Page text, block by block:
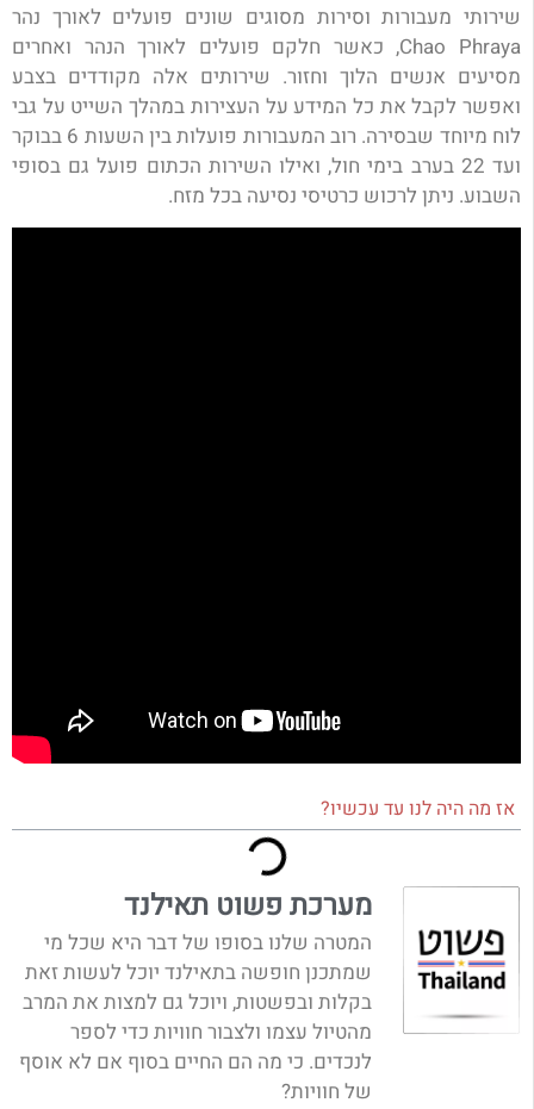
שירותי מעבורות וסירות מסוגים שונים פועלים לאורך נהר
Chao Phraya, כאשר חלקם פועלים לאורך הנהר ואחרים
מסיעים אנשים הלוך וחזור. שירותים אלה מקודדים בצבע
ואפשר לקבל את כל המידע על העצירות במהלך השייט על גבי
לוח מיוחד שבסירה. רוב המעבורות פועלות בין השעות 6 בבוקר
ועד 22 בערב בימי חול, ואילו השירות הכתום פועל גם בסופי
השבוע. ניתן לרכוש כרטיסי נסיעה בכל מזח.
אז מה היה לנו עד עכשיו?
מערכת פשוט תאילנד
המטרה שלנו בסופו של דבר היא שכל מי
שמתכנן חופשה בתאילנד יוכל לעשות זאת
בקלות ובפשטות, ויוכל גם למצות את המרב
מהטיול עצמו ולצבור חוויות כדי לספר
לנכדים. כי מה הם החיים בסוף אם לא אוסף
של חוויות?